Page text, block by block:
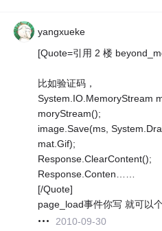
yangxueke
[Quote=引用 2 楼
比如验证码，
System.IO.MemoryStream
moryStream();
image.Save(ms,
mat.Gif);
Response.ClearContent();
Response.Conten……
[/Quote]
page_load事件你写 就可以
2010-09-30